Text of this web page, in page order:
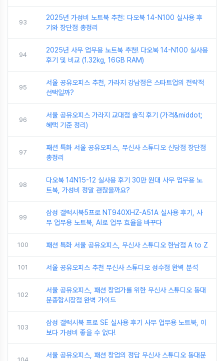
93
2025년 가성비 노트북 추천: 다오북 14-N100 실사용 후
기와 장단점 총정리
94
2025년 사무 업무용 노트북 추천! 다오북 14-N100 실사용
후기 및 비교 (1.32kg, 16GB RAM)
95
서울 공유오피스 추천, 가라지 강남점은 스타트업의 전략적
선택일까?
96
서울 공유오피스 가라지 교대점 솔직 후기 (가격&middot;
혜택 기준 정리)
97
패션 특화 서울 공유오피스, 무신사 스튜디오 신당점 장단점
총정리
98
다오북 14N15-12 실사용 후기 30만 원대 사무 업무용 노
트북, 가성비 정말 괜찮을까요?
99
삼성 갤럭시북5프로 NT940XHZ-A51A 실사용 후기, 사
무 업무용 노트북, AI로 업무 효율을 바꾸다
100 패션 특화 서울 공유오피스, 무신사 스튜디오 한남점 A to Z
101 서울 공유오피스 추천 무신사 스튜디오 성수점 완벽 분석
102
서울 공유오피스, 패션 창업가를 위한 무신사 스튜디오 동대
문종합시장점 완벽 가이드
103
삼성 갤럭시북 프로 SE 실사용 후기 사무 업무용 노트북, 이
보다 가성비 좋을 수 없다!
서울 공유오피스, 패션 창업의 정답 무신사 스튜디오 동대문